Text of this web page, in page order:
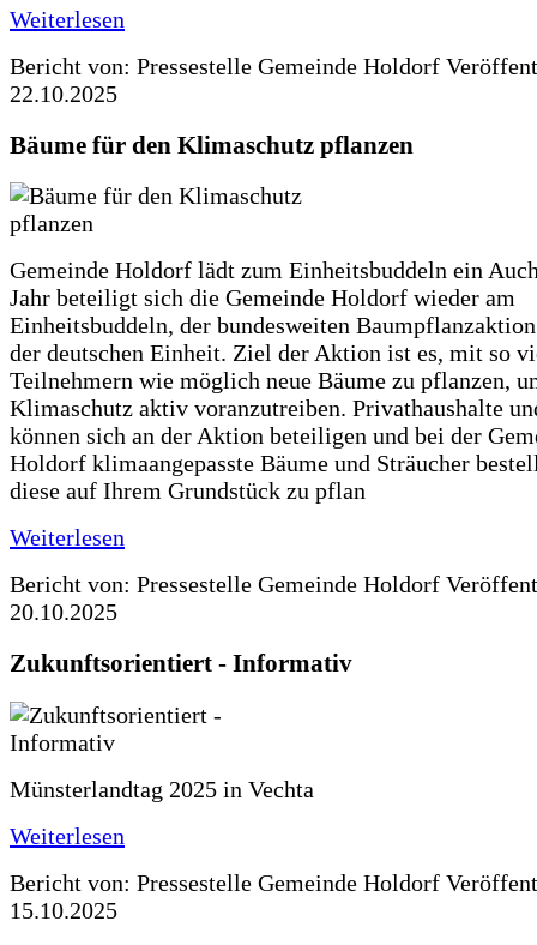
Weiterlesen
Bericht von: Pressestelle Gemeinde Holdorf
22.10.2025
Bäume für den Klimaschutz pflanzen
Gemeinde Holdorf lädt zum Einheitsbuddeln ein
Jahr beteiligt sich die Gemeinde Holdorf wieder am
Einheitsbuddeln, der bundesweiten
der deutschen Einheit. Ziel der Aktion ist es, mit so
Teilnehmern wie möglich neue Bäume zu pflanzen,
Klimaschutz aktiv voranzutreiben. Privathaushalte
können sich an der Aktion beteiligen und bei der
Holdorf klimaangepasste Bäume und Sträucher
diese auf Ihrem Grundstück zu pflan
Weiterlesen
Bericht von: Pressestelle Gemeinde Holdorf
20.10.2025
Zukunftsorientiert - Informativ
Münsterlandtag 2025 in Vechta
Weiterlesen
Bericht von: Pressestelle Gemeinde Holdorf
15.10.2025